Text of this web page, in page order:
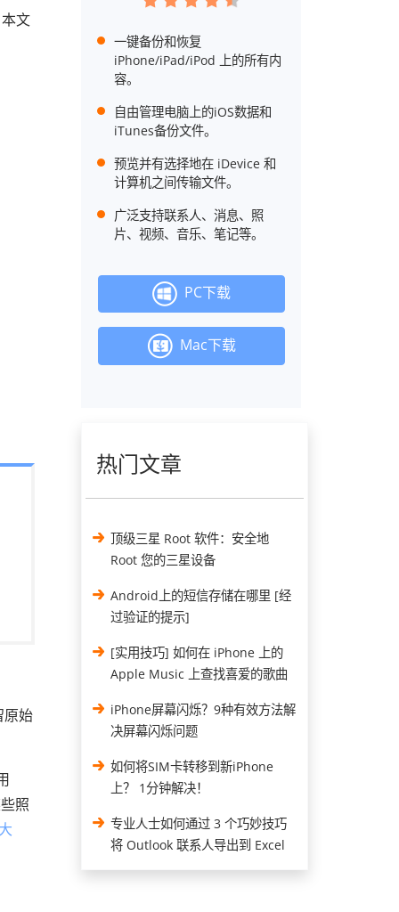
文
原始
照
一键备份和恢复
iPhone/iPad/iPod 上的所有内
容。
自由管理电脑上的iOS数据和
iTunes备份文件。
预览并有选择地在 iDevice 和
计算机之间传输文件。
广泛支持联系人、消息、照
片、视频、音乐、笔记等。
PC下载
Mac下载
热门文章
顶级三星 Root 软件：安全地
Root 您的三星设备
Android上的短信存储在哪里 [经
过验证的提示]
[实用技巧] 如何在 iPhone 上的
Apple Music 上查找喜爱的歌曲
iPhone屏幕闪烁？9种有效方法解
决屏幕闪烁问题
如何将SIM卡转移到新iPhone
上？ 1分钟解决！
专业人士如何通过 3 个巧妙技巧
将 Outlook 联系人导出到 Excel